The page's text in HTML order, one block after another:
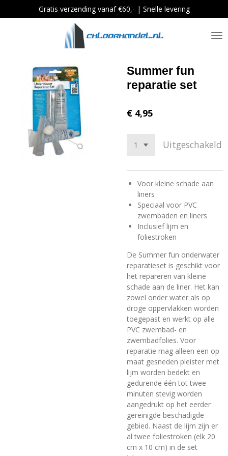
direct
Gratis verzending vanaf €60,- | Snelle levering
Summer fun
reparatie set
€ 4,95
Uitgeschakeld
Voor kleine schade aan
liners
Speciaal voor PVC
zwembaden en liners
Inclusief lijm en
foliestroken
De Summer fun onderwater
reparatieset is geschikt voor
het repareren van kleine
schade aan de liner. Het kan
zowel onder water als op
droge oppervlakken worden
toegepast en werkt op alle
PVC zwembad- en
zwembadfolies. Voor
reparatie mag alleen een op
maat gesneden pleister met
lijm worden bedekt en
gedurende één tot twee
minuten stevig worden
aangedrukt op het eerder
gereinigde beschadigde
gebied. Naast de lijm zijn er
al twee foliestroken (elk 20
cm x 10 cm) in de set